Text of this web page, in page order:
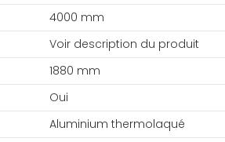
4000 mm
Voir description du produit
1880 mm
Oui
Aluminium thermolaqué